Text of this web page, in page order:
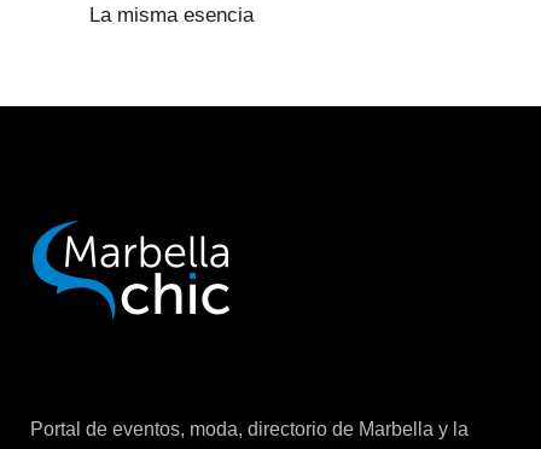
La misma esencia
Portal de eventos, moda, directorio de Marbella y la